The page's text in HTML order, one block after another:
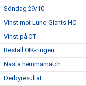
Söndag 29/10
Vinst mot Lund Giants HC
Vinst på OT
Beställ OIK-ringen
Nästa hemmamatch
Derbyresultat